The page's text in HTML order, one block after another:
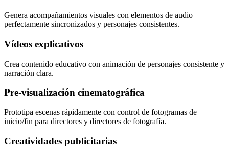
Genera acompañamientos visuales con elementos de audio
perfectamente sincronizados y personajes consistentes.
Vídeos explicativos
Crea contenido educativo con animación de personajes consistente y
narración clara.
Pre-visualización cinematográfica
Prototipa escenas rápidamente con control de fotogramas de
inicio/fin para directores y directores de fotografía.
Creatividades publicitarias